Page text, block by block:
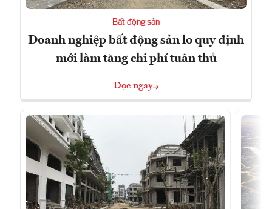
Bất động sản
Doanh nghiệp bất động sản lo quy định
mới làm tăng chi phí tuân thủ
Đọc ngay